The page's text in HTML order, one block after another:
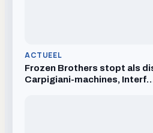
ACTUEEL
Frozen Brothers stopt als
Carpigiani-machines,